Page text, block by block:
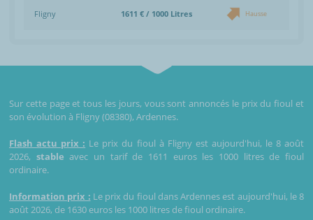
Fligny 1611 € / 1000 Litres Hausse
Sur cette page et tous les jours, vous sont annoncés le prix du fioul et
son évolution à Fligny (08380), Ardennes.
Flash actu prix : Le prix du fioul à Fligny est aujourd'hui, le 8 août
2026, stable avec un tarif de 1611 euros les 1000 litres de fioul
ordinaire.
Information prix : Le prix du fioul dans Ardennes est aujourd'hui, le 8
août 2026, de 1630 euros les 1000 litres de fioul ordinaire.